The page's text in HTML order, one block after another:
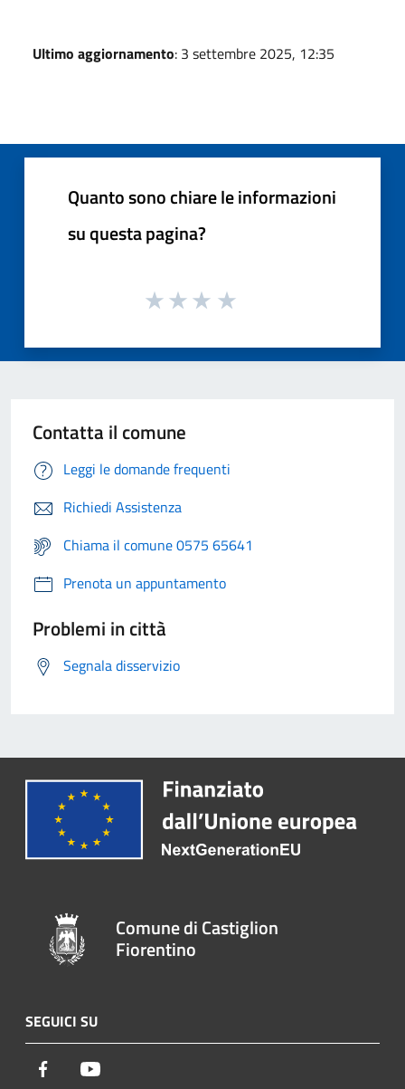
Ultimo aggiornamento: 3 settembre 2025, 12:35
Quanto sono chiare le informazioni
su questa pagina?
Contatta il comune
Leggi le domande frequenti
Richiedi Assistenza
Chiama il comune 0575 65641
Prenota un appuntamento
Problemi in città
Segnala disservizio
Comune di Castiglion
Fiorentino
SEGUICI SU
Facebook